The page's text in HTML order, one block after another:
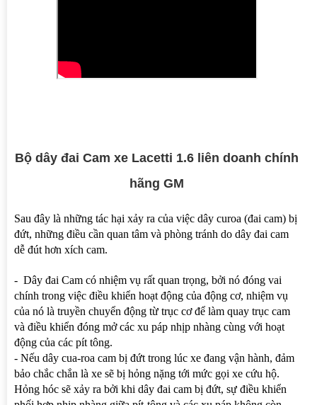
Bộ dây đai Cam xe Lacetti 1.6 liên doanh chính
hãng GM
Sau đây là những tác hại xảy ra của việc dây curoa (đai cam) bị
đứt, những điều cần quan tâm và phòng tránh do dây đai cam
dễ đút hơn xích cam.
- Dây đai Cam có nhiệm vụ rất quan trọng, bởi nó đóng vai
chính trong việc điều khiển hoạt động của động cơ, nhiệm vụ
của nó là truyền chuyển động từ trục cơ để làm quay trục cam
và điều khiển đóng mở các xu páp nhịp nhàng cùng với hoạt
động của các pít tông.
- Nếu dây cua-roa cam bị đứt trong lúc xe đang vận hành, đảm
bảo chắc chắn là xe sẽ bị hỏng nặng tới mức gọi xe cứu hộ.
Hỏng hóc sẽ xảy ra bởi khi dây đai cam bị đứt, sự điều khiển